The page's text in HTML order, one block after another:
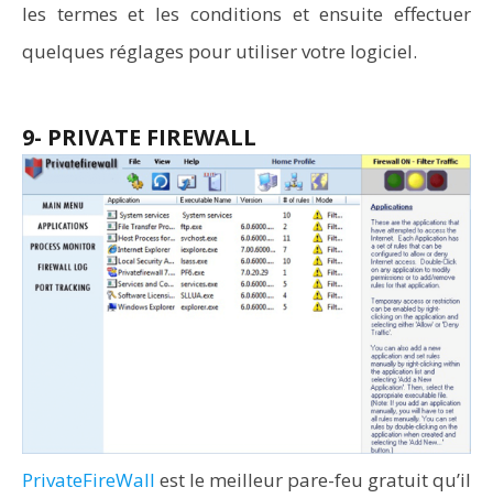
les termes et les conditions et ensuite effectuer
quelques réglages pour utiliser votre logiciel.
9- PRIVATE FIREWALL
PrivateFireWall est le meilleur pare-feu gratuit qu’il